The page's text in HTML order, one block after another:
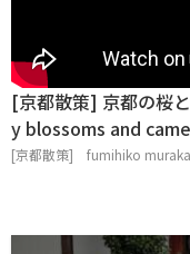
[京都散策] 京都の桜
y blossoms and
[京都散策] fumihiko